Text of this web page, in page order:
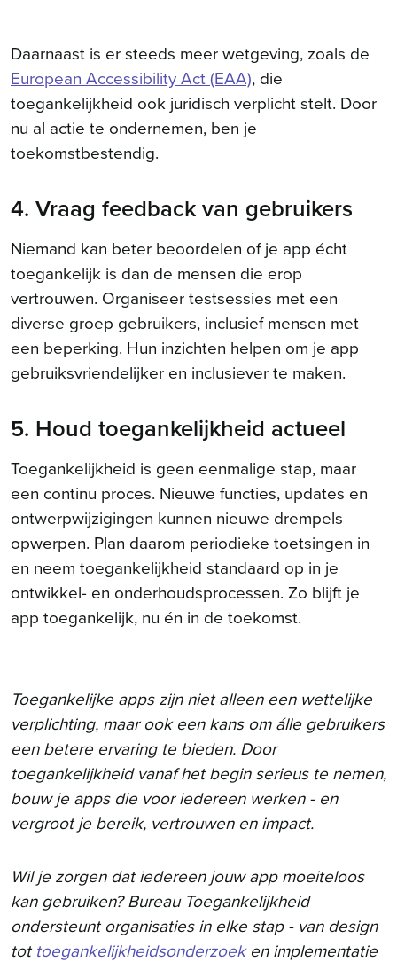
Daarnaast is er steeds meer wetgeving, zoals de
European Accessibility Act (EAA), die
toegankelijkheid ook juridisch verplicht stelt. Door
nu al actie te ondernemen, ben je
toekomstbestendig.
4. Vraag feedback van gebruikers
Niemand kan beter beoordelen of je app écht
toegankelijk is dan de mensen die erop
vertrouwen. Organiseer testsessies met een
diverse groep gebruikers, inclusief mensen met
een beperking. Hun inzichten helpen om je app
gebruiksvriendelijker en inclusiever te maken.
5. Houd toegankelijkheid actueel
Toegankelijkheid is geen eenmalige stap, maar
een continu proces. Nieuwe functies, updates en
ontwerpwijzigingen kunnen nieuwe drempels
opwerpen. Plan daarom periodieke toetsingen in
en neem toegankelijkheid standaard op in je
ontwikkel- en onderhoudsprocessen. Zo blijft je
app toegankelijk, nu én in de toekomst.
Toegankelijke apps zijn niet alleen een wettelijke
verplichting, maar ook een kans om álle gebruikers
een betere ervaring te bieden. Door
toegankelijkheid vanaf het begin serieus te nemen,
bouw je apps die voor iedereen werken - en
vergroot je bereik, vertrouwen en impact.
Wil je zorgen dat iedereen jouw app moeiteloos
kan gebruiken? Bureau Toegankelijkheid
ondersteunt organisaties in elke stap - van design
tottoegankelijkheids­onderzoeken implementatie